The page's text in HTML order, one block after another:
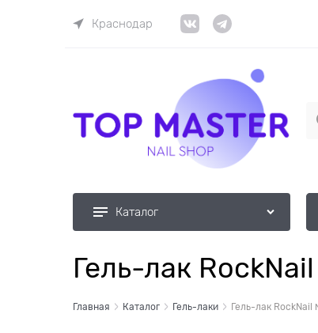
Краснодар
Каталог
Гель-лак
Главная Каталог Гель-лаки Гель-лак